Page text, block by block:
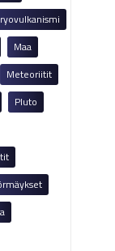
Maa
Meteoriitit
Pluto